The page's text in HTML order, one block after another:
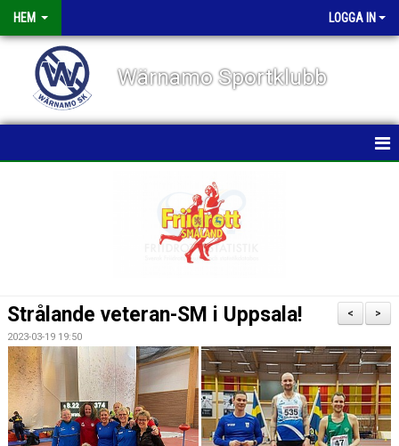
HEM LOGGA IN
Wärnamo Sportklubb
KALENDER
VÅRA GRUPPER/TRÄNARE
MEDLEMSANSÖKAN/PROVA-PÅ
>
<
Strålande veteran-SM i Uppsala!
2023-03-19 19:50